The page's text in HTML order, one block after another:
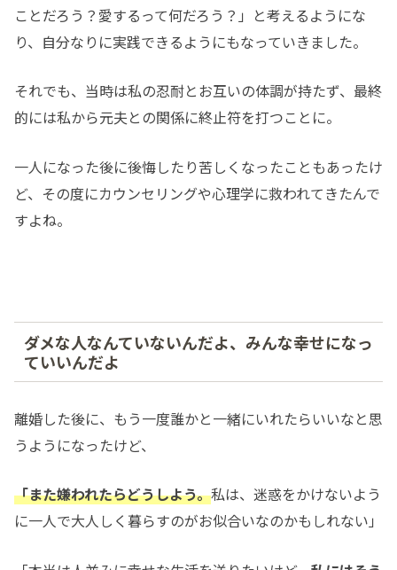
ことだろう？愛するって何だろう？」と考えるようにな
り、自分なりに実践できるようにもなっていきました。
それでも、当時は私の忍耐とお互いの体調が持たず、最終
的には私から元夫との関係に終止符を打つことに。
一人になった後に後悔したり苦しくなったこともあったけ
ど、その度にカウンセリングや心理学に救われてきたんで
すよね。
ダメな人なんていないんだよ、みんな幸せになっ
ていいんだよ
離婚した後に、もう一度誰かと一緒にいれたらいいなと思
うようになったけど、
「また嫌われたらどうしよう。私は、迷惑をかけないよう
に一人で大人しく暮らすのがお似合いなのかもしれない」